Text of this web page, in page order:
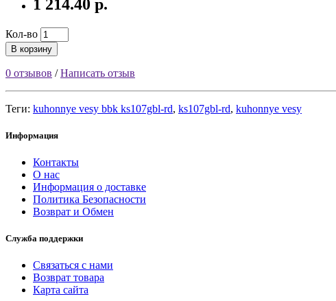
1 214.40 р.
Кол-во
В корзину
0 отзывов /Написать отзыв
Теги: kuhonnye vesy bbk ks107gbl-rd, ks107gbl-rd, kuhonnye vesy
Информация
Контакты
О нас
Информация о доставке
Политика Безопасности
Возврат и Обмен
Служба поддержки
Связаться с нами
Возврат товара
Карта сайта